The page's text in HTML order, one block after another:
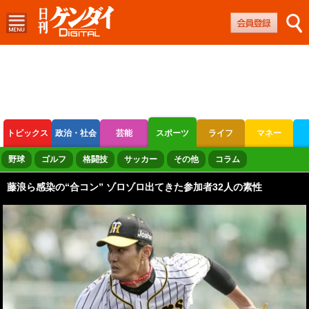
トピックス 政治・社会 芸能 スポーツ ライフ マネー
ボートレース 競輪 オートレース
野球 ゴルフ 格闘技 サッカー その他 コラム
藤浪ら感染の“合コン” ゾロゾロ出てきた参加者32人の素性